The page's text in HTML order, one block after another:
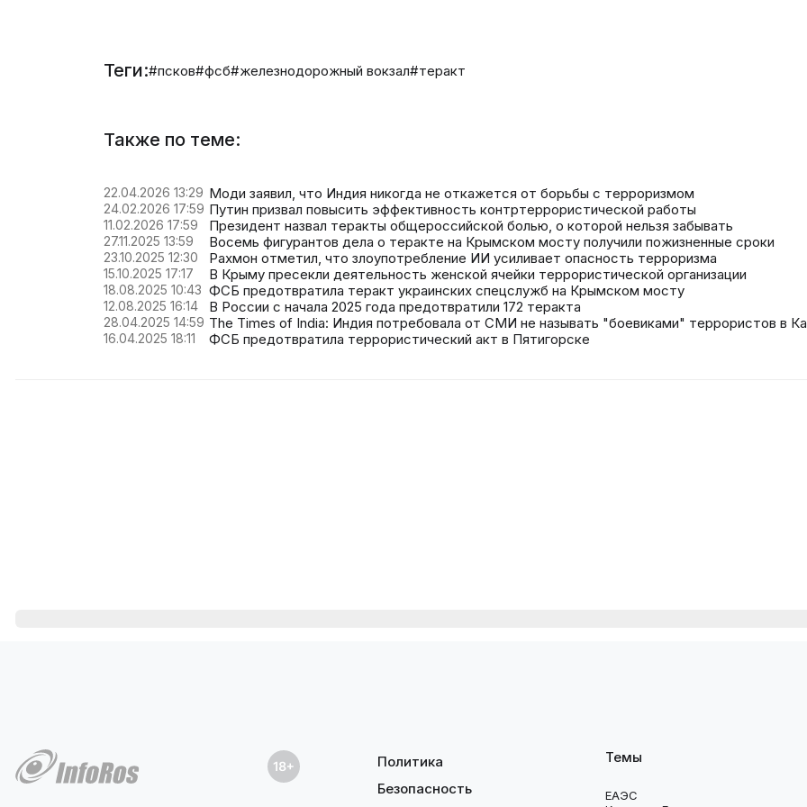
Теги:#псков#фсб#железнодорожный вокзал#теракт
Также по теме:
22.04.2026 13:29 Моди заявил, что Индия никогда не откажется от борьбы с терроризмом
24.02.2026 17:59 Путин призвал повысить эффективность контртеррористической работы
11.02.2026 17:59 Президент назвал теракты общероссийской болью, о которой нельзя забывать
27.11.2025 13:59 Восемь фигурантов дела о теракте на Крымском мосту получили пожизненные сроки
23.10.2025 12:30 Рахмон отметил, что злоупотребление ИИ усиливает опасность терроризма
15.10.2025 17:17 В Крыму пресекли деятельность женской ячейки террористической организации
18.08.2025 10:43 ФСБ предотвратила теракт украинских спецслужб на Крымском мосту
12.08.2025 16:14 В России с начала 2025 года предотвратили 172 теракта
28.04.2025 14:59 The Times of India: Индия потребовала от СМИ не называть "боевиками" террористов в
16.04.2025 18:11 ФСБ предотвратила террористический акт в Пятигорске
Политика
Безопасность
Темы
ЕАЭС